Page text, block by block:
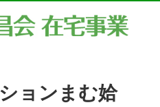
ョンまむ姶